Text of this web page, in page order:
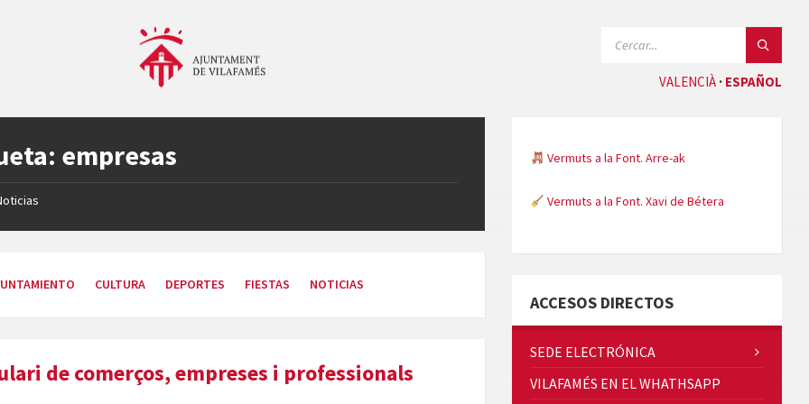
VALENCIÀ ESPAÑOL
empresas
CULTURA DEPORTES FIESTAS NOTICIAS
de comerços, empreses i professionals
Vermuts a la Font. Arre-ak
Vermuts a la Font. Xavi de Bétera
Quintà Culroja
ACCESOS DIRECTOS
SEDE ELECTRÓNICA
VILAFAMÉS EN EL WHATHSAPP